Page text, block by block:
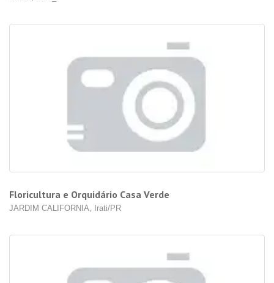
Floricultura e Orquidário Casa Verde
JARDIM CALIFORNIA, Irati/PR